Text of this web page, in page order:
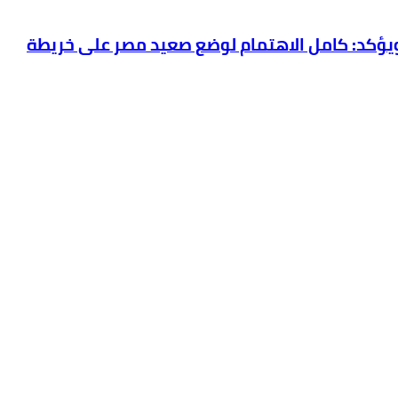
والثروة المعدنية يتفقد استئناف أعمال الحفر بحقل البركة في أسوان بعد توقف منذ عام 2022.. ويؤكد: كامل الاهتمام لوضع صعيد مصر على خريطة